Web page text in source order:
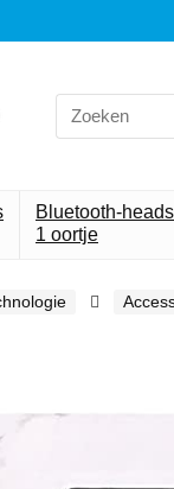
Search
for:
Bluetooth-
1 oortje